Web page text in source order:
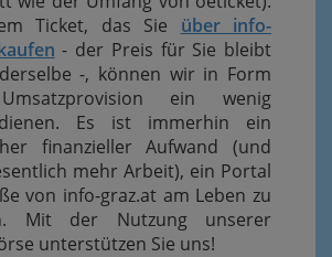
Ticket, das Sie über info-
- der Preis für Sie bleibt
-, können wir in Form
ein wenig
Es ist immerhin ein
finanzieller Aufwand (und
mehr Arbeit), ein Portal
von info-graz.at am Leben zu
Mit der Nutzung unserer
unterstützen Sie uns!